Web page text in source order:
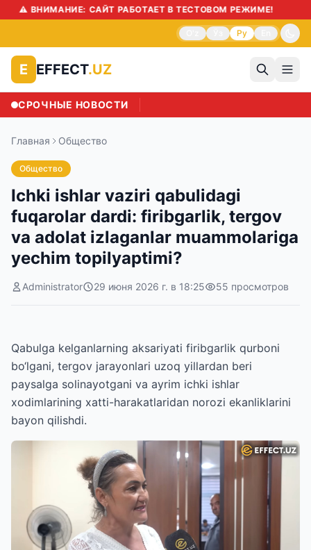
Ру
E EFFECT.UZ
СРОЧНЫЕ НОВОСТИ
Главная Общество
Общество
Ichki ishlar vaziri qabulidagi
fuqarolar dardi: firibgarlik, tergov
va adolat izlaganlar muammolariga
yechim topilyaptimi?
Administrator 29 июня 2026 г. в 18:25 55 просмотров
Qabulga kelganlarning aksariyati firibgarlik qurboni
bo‘lgani, tergov jarayonlari uzoq yillardan beri
paysalga solinayotgani va ayrim ichki ishlar
xodimlarining xatti-harakatlaridan norozi ekanliklarini
bayon qilishdi.